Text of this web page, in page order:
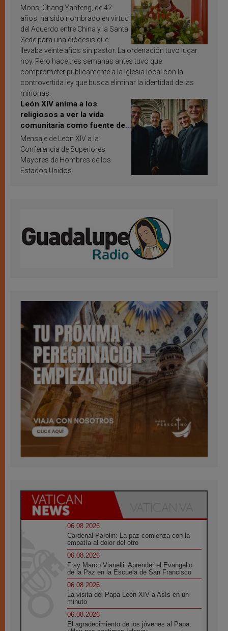
Mons. Chang Yanfeng, de 42
años, ha sido nombrado en virtud
del Acuerdo entre China y la Santa
Sede para una diócesis que
llevaba veinte años sin pastor. La ordenación tuvo lugar
hoy. Pero hace tres semanas antes tuvo que
comprometer públicamente a la Iglesia local con la
controvertida ley que busca eliminar la identidad de las
minorías.
León XIV anima a los
religiosos a ver la vida
comunitaria como fuente de
inspiración y santificación
Mensaje de León XIV a la
Conferencia de Superiores
Mayores de Hombres de los
Estados Unidos
06.08.2026
Cardenal Parolin: La paz comienza con la
empatía al dolor del otro
06.08.2026
Fray Marco Vianelli: Aprender el Evangelio
de la Paz en la Escuela de San Francisco
06.08.2026
La visita del Papa León XIV a Asís en un
minuto
06.08.2026
El agradecimiento de los jóvenes al Papa: